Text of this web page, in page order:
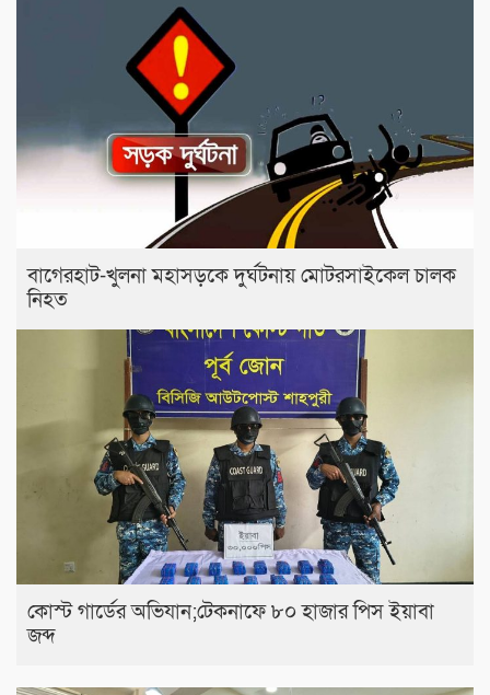
বাগেরহাট-খুলনা মহাসড়কে ‌দুর্ঘটনায় মোটরসাইকেল চালক
নিহত
কোস্ট গার্ডের অভিযান;টেকনাফে ৮০ হাজার পিস ইয়াবা
জব্দ